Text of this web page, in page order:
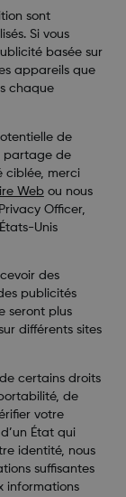
sont
Si vous
basée sur
appareils que
chaque
de
partage de
ciblée, merci
Webou nous
Officer,
Unis
des
publicités
seront plus
différents sites
certains droits
de
votre
État qui
identité, nous
suffisantes
informations